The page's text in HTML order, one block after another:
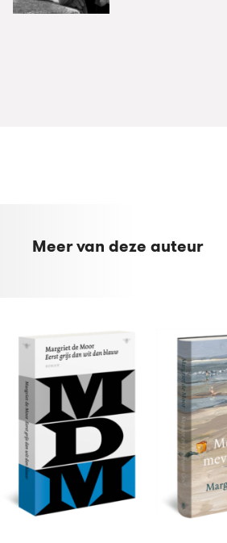
Meer van deze auteur